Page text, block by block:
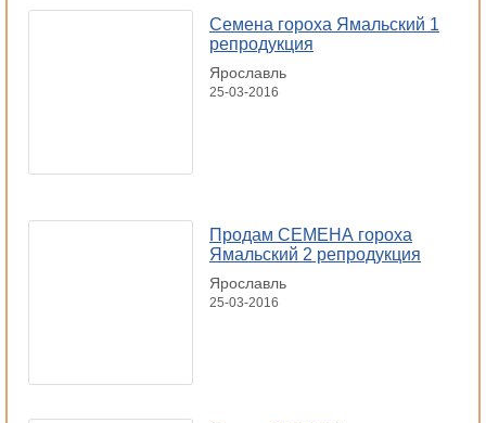
Семена гороха Ямальский 1
репродукция
Ярославль
25-03-2016
Продам СЕМЕНА гороха
Ямальский 2 репродукция
Ярославль
25-03-2016